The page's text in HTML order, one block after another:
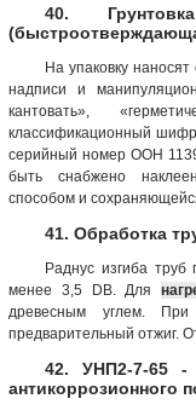
40.
На упаковку
надписи и
кантовать»,
классификационный
серийный номер ООН
быть снабжено
способом и
41. Обработка
Раднус изгиба
менее 3,5 DB. Для
древесным углем. При
предварительный отжиг.
42. УНП2-7-65 -
антикоррозионного